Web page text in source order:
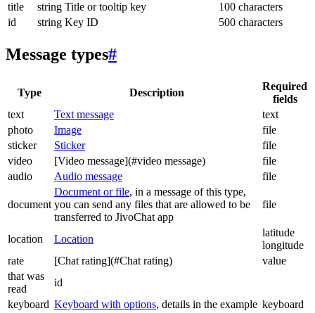
title
string Title or tooltip key
100 characters
id
string Key ID 500 characters
Message types#
Type Description
Required
fields
text
Text message
text
photo
Image
file
sticker
Sticker
file
video
[Video message](#video message)
file
audio
Audio message file
document
Document or file, in a message of this type,
you can send any files that are allowed to be
transferred to JivoChat app
file
location Location
latitude
longitude
rate
[Chat rating](#Chat rating)
value
that was
read
id
keyboard Keyboard with options, details in the example keyboard